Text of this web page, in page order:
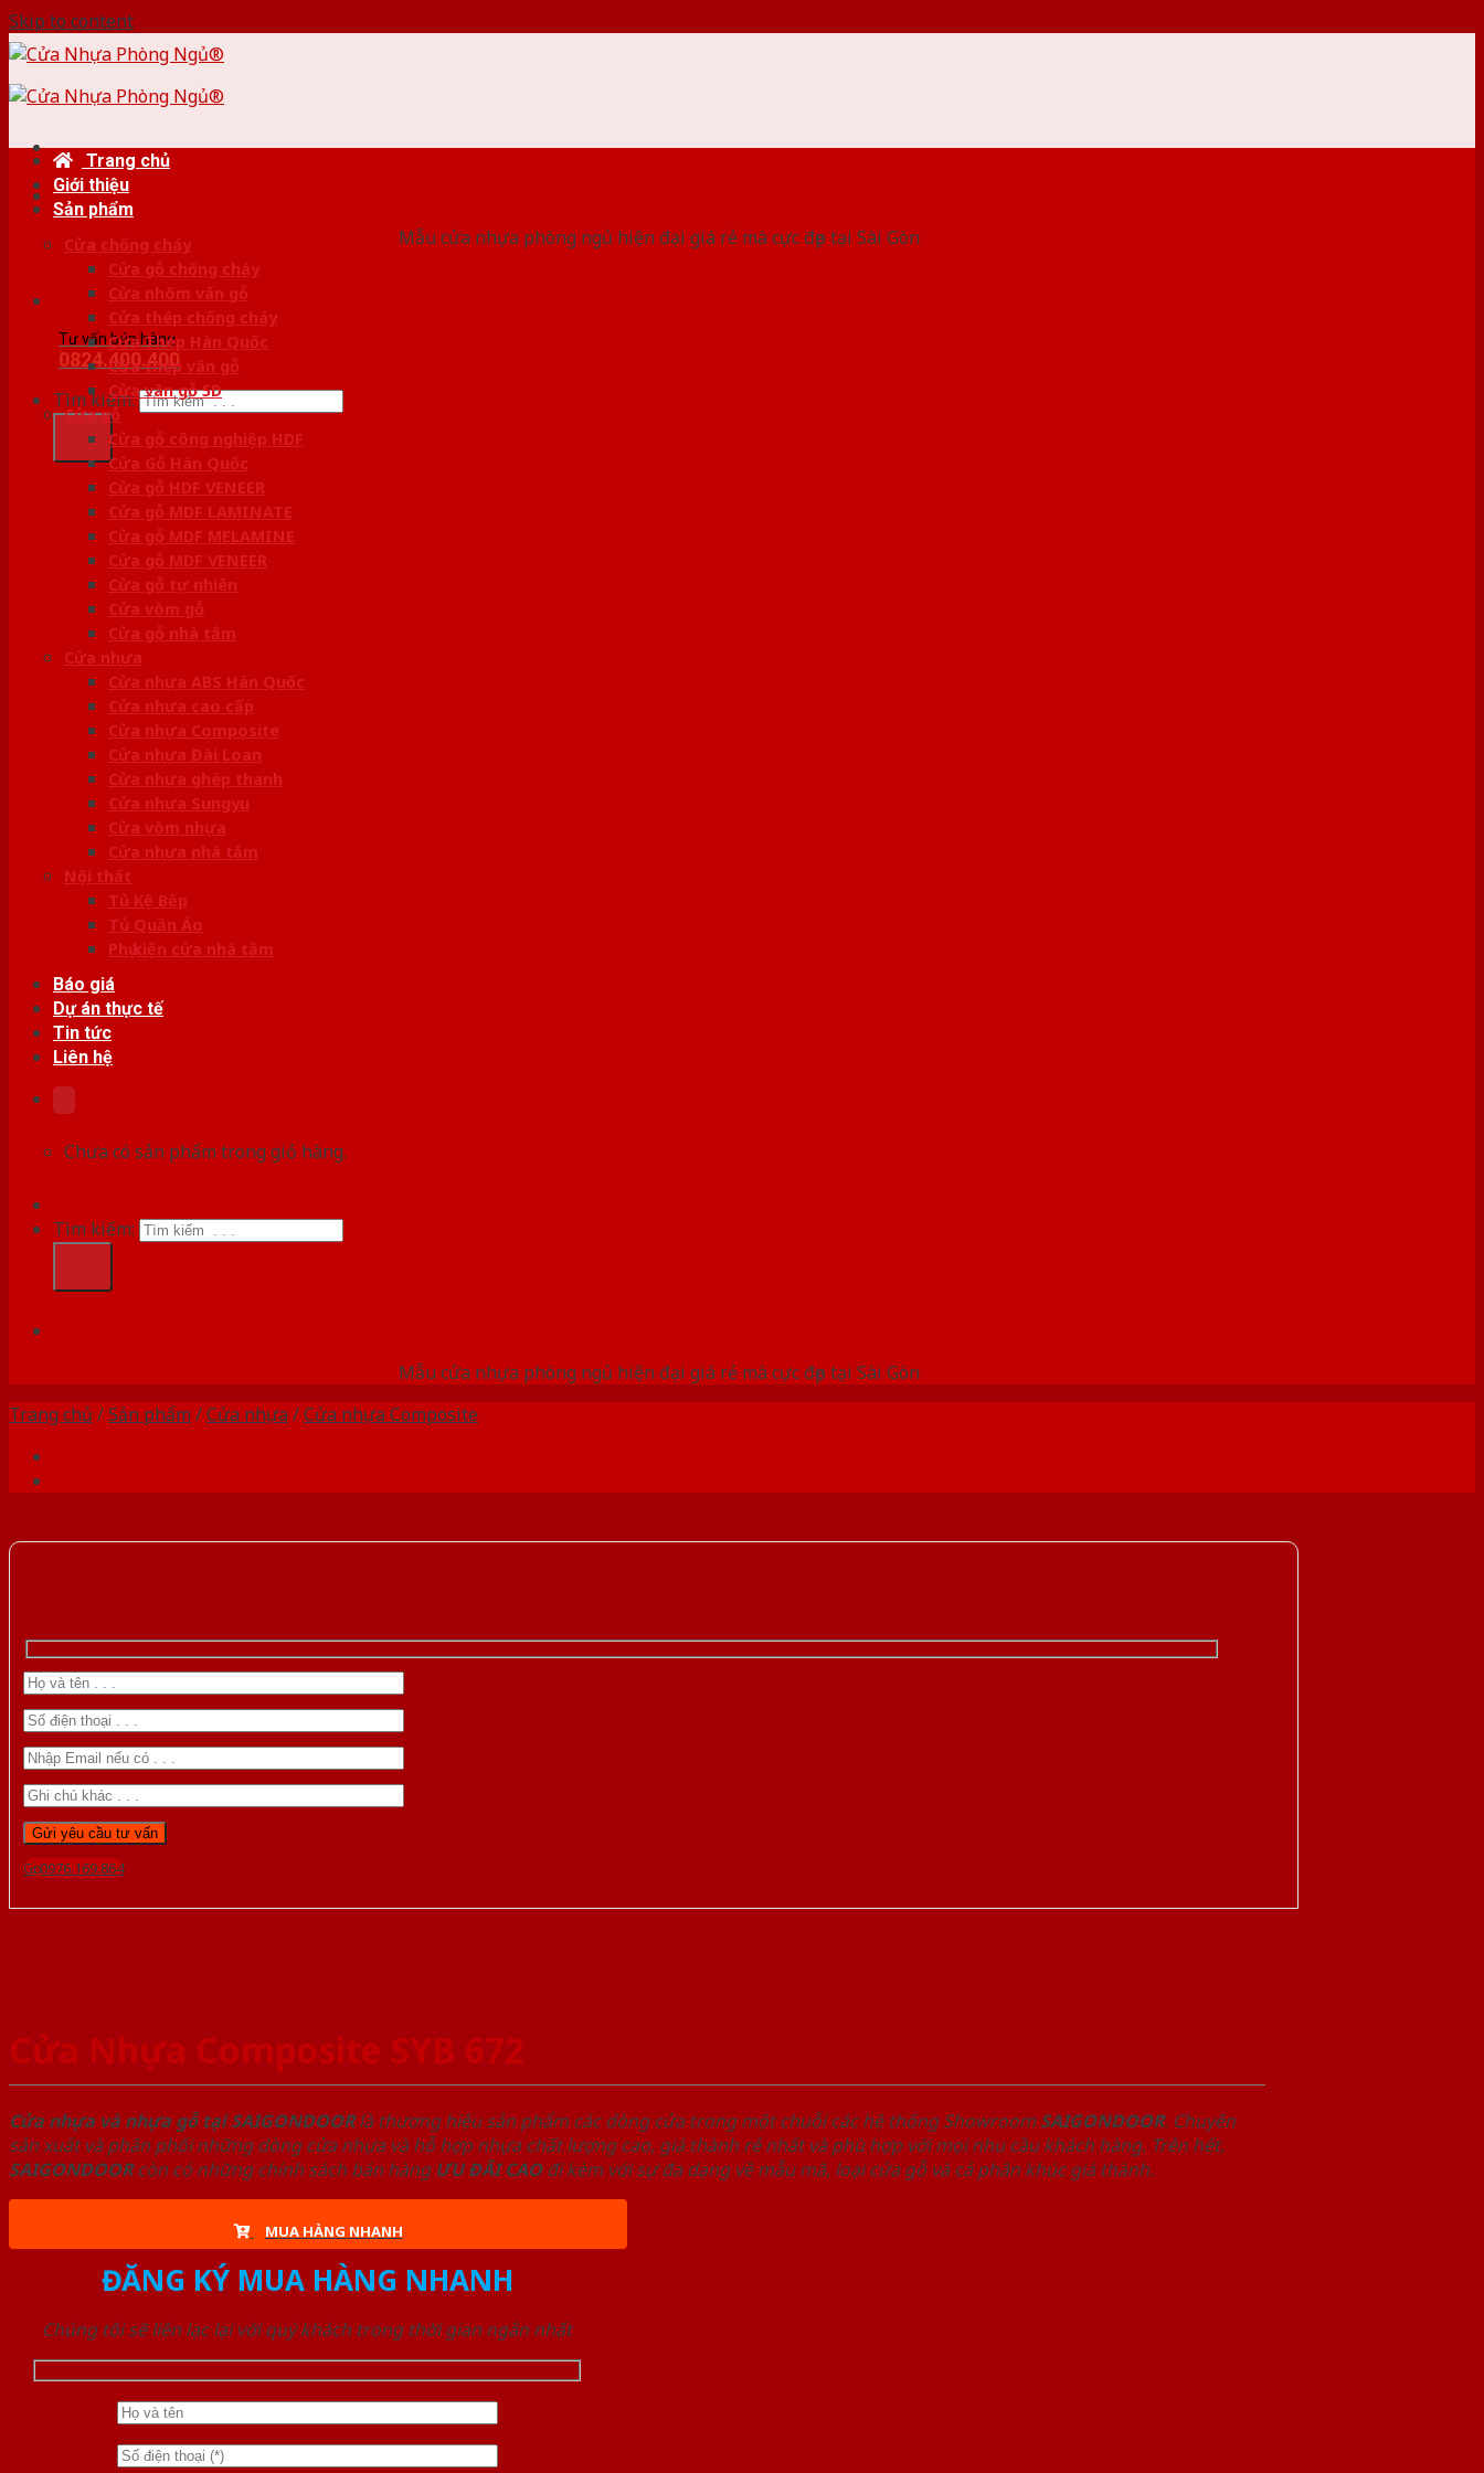
Skip to content
Mẫu cửa nhựa phòng ngủ hiện đại giá rẻ mà cực đẹp tại Sài Gòn
Tư vấn bán hàng
0824.400.400
Tìm kiếm:
Trang chủ
Giới thiệu
Sản phẩm
Cửa chống cháy
Cửa gỗ chống cháy
Cửa nhôm vân gỗ
Cửa thép chống cháy
Cửa Thép Hàn Quốc
Cửa thép vân gỗ
Cửa vân gỗ 5D
Cửa gỗ
Cửa gỗ công nghiệp HDF
Cửa Gỗ Hàn Quốc
Cửa gỗ HDF VENEER
Cửa gỗ MDF LAMINATE
Cửa gỗ MDF MELAMINE
Cửa gỗ MDF VENEER
Cửa gỗ tự nhiên
Cửa vòm gỗ
Cửa gỗ nhà tắm
Cửa nhựa
Cửa nhựa ABS Hàn Quốc
Cửa nhựa cao cấp
Cửa nhựa Composite
Cửa nhựa Đài Loan
Cửa nhựa ghép thanh
Cửa nhựa Sungyu
Cửa vòm nhựa
Cửa nhựa nhà tắm
Nội thất
Tủ Kệ Bếp
Tủ Quần Áo
Phụ kiện cửa nhà tắm
Báo giá
Dự án thực tế
Tin tức
Liên hệ
Chưa có sản phẩm trong giỏ hàng.
Tìm kiếm:
Mẫu cửa nhựa phòng ngủ hiện đại giá rẻ mà cực đẹp tại Sài Gòn
Trang chủ /Sản phẩm /Cửa nhựa /Cửa nhựa Composite
Gọi 0976.169.864
Cửa Nhựa Composite SYB 672
Cửa nhựa và nhựa gỗ tại SAIGONDOORlà thương hiệu sản phẩm các dòng cửa trong một chuỗi các hệ thống Showroom SAIGONDOOR. Chuyên
sản xuất và phân phối những dòng cửa nhựa và hỗ hợp nhựa chất lượng cao, giá thành rẻ nhất và phù hợp với mọi nhu cầu khách hàng. Trên hết,
SAIGONDOORcòn có những chính sách bán hàng ƯU ĐÃI CAOđi kèm với sự đa dạng về mẫu mã, loại cửa gỗ và cả phân khúc giá thành.
MUA HÀNG NHANH
ĐĂNG KÝ MUA HÀNG NHANH
Chúng tôi sẽ liên lạc lại với quý khách trong thời gian ngắn nhất